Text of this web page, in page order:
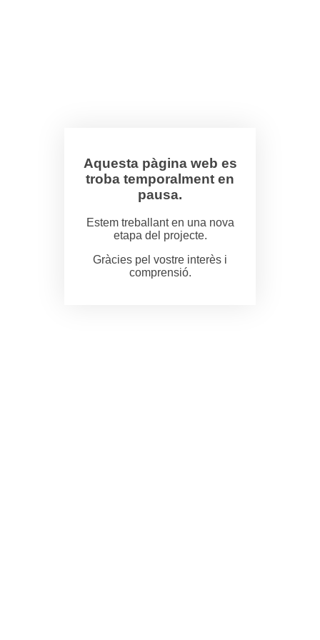
Aquesta pàgina web es
troba temporalment en
pausa.
Estem treballant en una nova
etapa del projecte.
Gràcies pel vostre interès i
comprensió.